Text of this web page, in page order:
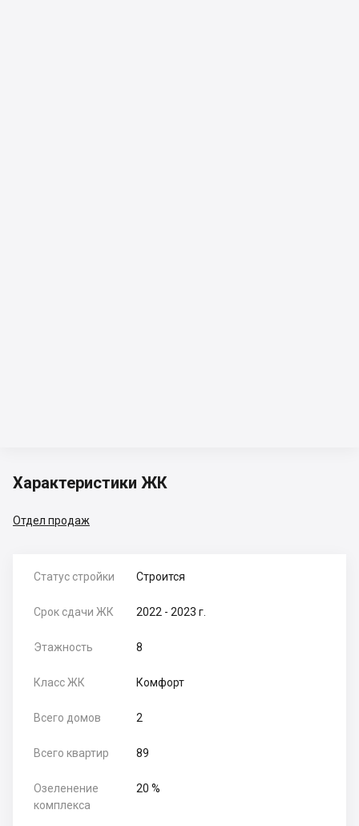
Характеристики ЖК
Отдел продаж
Статус стройки Строится
Срок сдачи ЖК 2022 - 2023 г.
Этажность 8
Класс ЖК Комфорт
Всего домов 2
Всего квартир 89
Озеленение
комплекса
20 %